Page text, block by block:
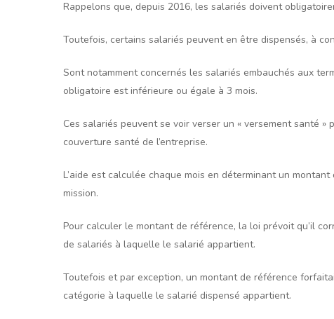
Rappelons que, depuis 2016, les salariés doivent
Toutefois, certains salariés peuvent en être dispensés, à
Sont notamment concernés les salariés embauchés aux
obligatoire est inférieure ou égale à 3 mois.
Ces salariés peuvent se voir verser un « versement santé
couverture santé de l’entreprise.
L’aide est calculée chaque mois en déterminant un
mission.
Pour calculer le montant de référence, la loi prévoit qu’il
de salariés à laquelle le salarié appartient.
Toutefois et par exception, un montant de référence
catégorie à laquelle le salarié dispensé appartient.